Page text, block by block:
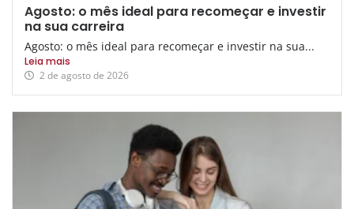
Agosto: o mês ideal para recomeçar e investir
na sua carreira
Agosto: o mês ideal para recomeçar e investir na sua...
Leia mais
2 de agosto de 2026